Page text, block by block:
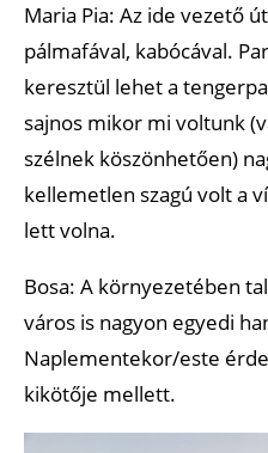
Maria Pia: Az ide vezető
pálmafával, kabócával.
keresztül lehet a
sajnos mikor mi voltunk
szélnek köszönhetően)
kellemetlen szagú volt a
lett volna.
Bosa: A környezetében
város is nagyon egyedi
Naplementekor/este
kikötője mellett.